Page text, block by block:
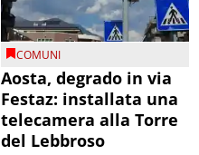
COMUNI
Aosta, degrado in via
Festaz: installata una
telecamera alla Torre
del Lebbroso